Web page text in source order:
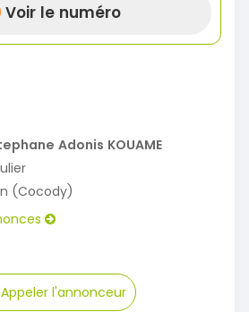
Voir le numéro
Adonis KOUAME
(Cocody)
l'annonceur